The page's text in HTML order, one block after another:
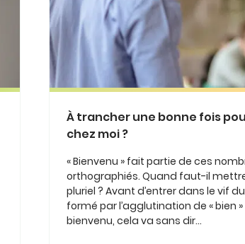
À trancher une bonne fois
chez moi ?
« Bienvenu » fait partie de ces
orthographiés. Quand faut-il mettre
pluriel ? Avant d’entrer dans le vif
formé par l’agglutination de « bien
bienvenu, cela va sans dir...